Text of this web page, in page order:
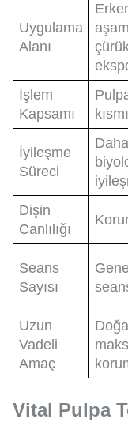
Uygulama
Alanı
İşlem
Kapsamı
İyileşme
Süreci
Dişin
Canlılığı
Seans
Sayısı
Uzun
Vadeli
Amaç
Vital Pulpa